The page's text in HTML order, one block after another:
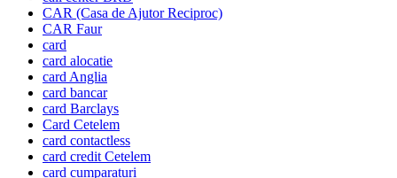
CAR (Casa de Ajutor Reciproc)
CAR Faur
card
card alocatie
card Anglia
card bancar
card Barclays
Card Cetelem
card contactless
card credit Cetelem
card cumparaturi